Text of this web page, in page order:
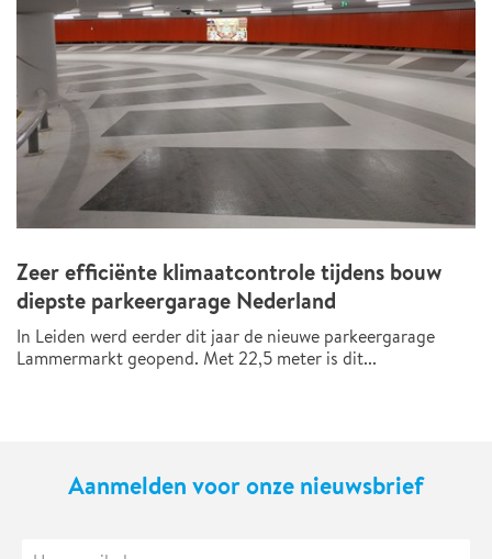
Zeer efficiënte klimaatcontrole tijdens bouw
diepste parkeergarage Nederland
In Leiden werd eerder dit jaar de nieuwe parkeergarage
Lammermarkt geopend. Met 22,5 meter is dit...
Aanmelden voor onze nieuwsbrief